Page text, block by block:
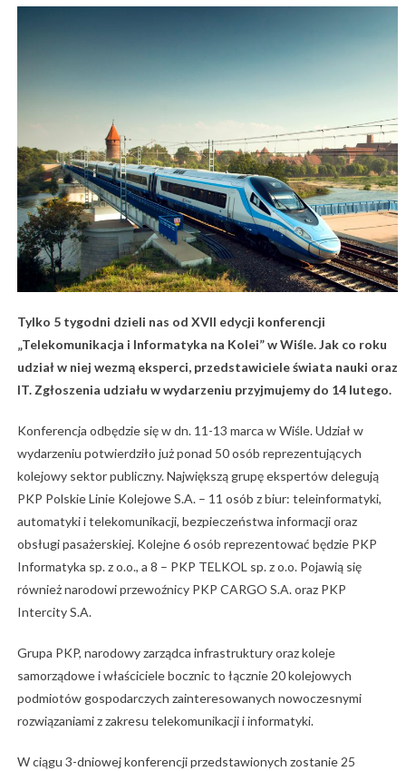
Tylko 5 tygodni dzieli nas od XVII edycji konferencji
„Telekomunikacja i Informatyka na Kolei” w Wiśle. Jak co roku
udział w niej wezmą eksperci, przedstawiciele świata nauki oraz
IT. Zgłoszenia udziału w wydarzeniu przyjmujemy do 14 lutego.
Konferencja odbędzie się w dn. 11-13 marca w Wiśle. Udział w
wydarzeniu potwierdziło już ponad 50 osób reprezentujących
kolejowy sektor publiczny. Największą grupę ekspertów delegują
PKP Polskie Linie Kolejowe S.A. – 11 osób z biur: teleinformatyki,
automatyki i telekomunikacji, bezpieczeństwa informacji oraz
obsługi pasażerskiej. Kolejne 6 osób reprezentować będzie PKP
Informatyka sp. z o.o., a 8 – PKP TELKOL sp. z o.o. Pojawią się
również narodowi przewoźnicy PKP CARGO S.A. oraz PKP
Intercity S.A.
Grupa PKP, narodowy zarządca infrastruktury oraz koleje
samorządowe i właściciele bocznic to łącznie 20 kolejowych
podmiotów gospodarczych zainteresowanych nowoczesnymi
rozwiązaniami z zakresu telekomunikacji i informatyki.
W ciągu 3-dniowej konferencji przedstawionych zostanie 25